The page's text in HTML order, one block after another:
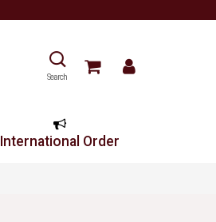
Search
International Order